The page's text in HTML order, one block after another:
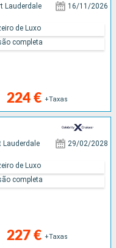
Lauderdale 16/11/2026
224 € +Taxas
de Luxo
completa
Lauderdale 29/02/2028
227 € +Taxas
de Luxo
completa